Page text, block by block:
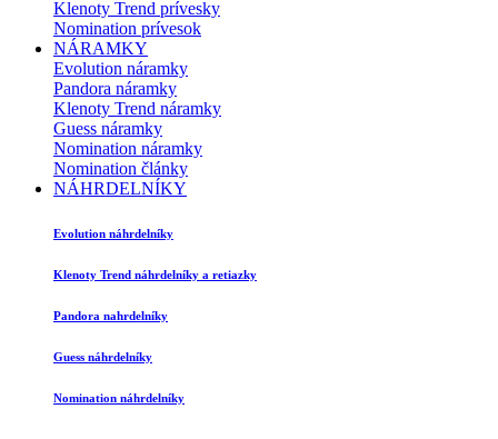
Klenoty Trend prívesky
Nomination prívesok
NÁRAMKY
Evolution náramky
Pandora náramky
Klenoty Trend náramky
Guess náramky
Nomination náramky
Nomination články
NÁHRDELNÍKY
Evolution náhrdelníky
Klenoty Trend náhrdelníky a retiazky
Pandora nahrdelníky
Guess náhrdelníky
Nomination náhrdelníky